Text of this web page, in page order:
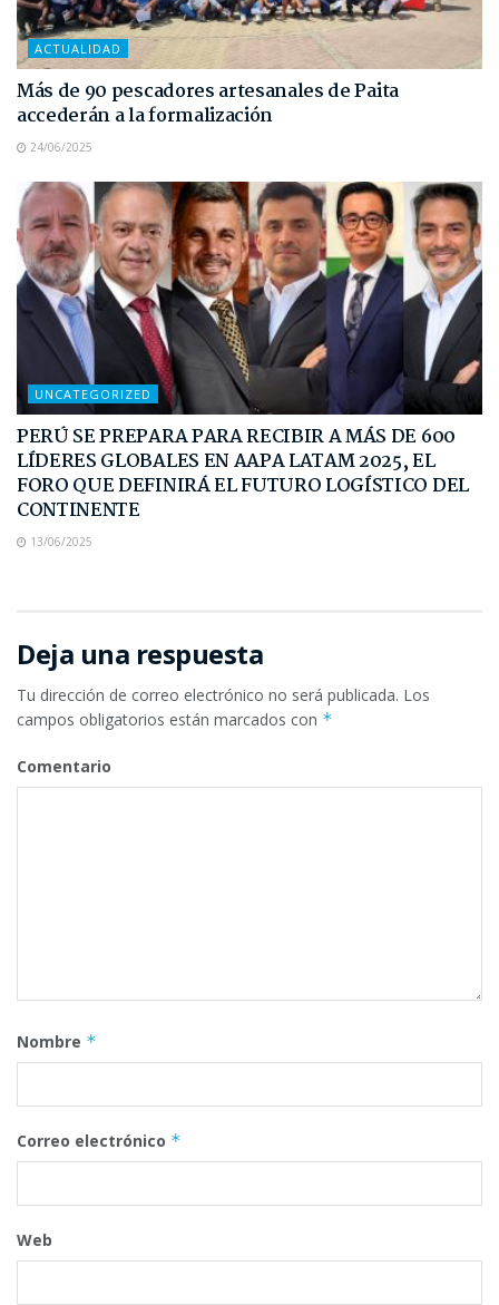
ACTUALIDAD
Más de 90 pescadores artesanales de Paita
accederán a la formalización
24/06/2025
UNCATEGORIZED
PERÚ SE PREPARA PARA RECIBIR A MÁS DE 600
LÍDERES GLOBALES EN AAPA LATAM 2025, EL
FORO QUE DEFINIRÁ EL FUTURO LOGÍSTICO DEL
CONTINENTE
13/06/2025
Deja una respuesta
Tu dirección de correo electrónico no será publicada. Los
campos obligatorios están marcados con *
Comentario
Nombre *
Correo electrónico *
Web